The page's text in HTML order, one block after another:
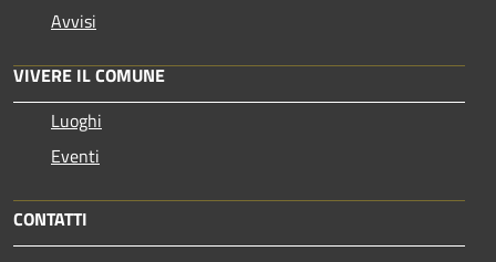
Avvisi
VIVERE IL COMUNE
Luoghi
Eventi
CONTATTI